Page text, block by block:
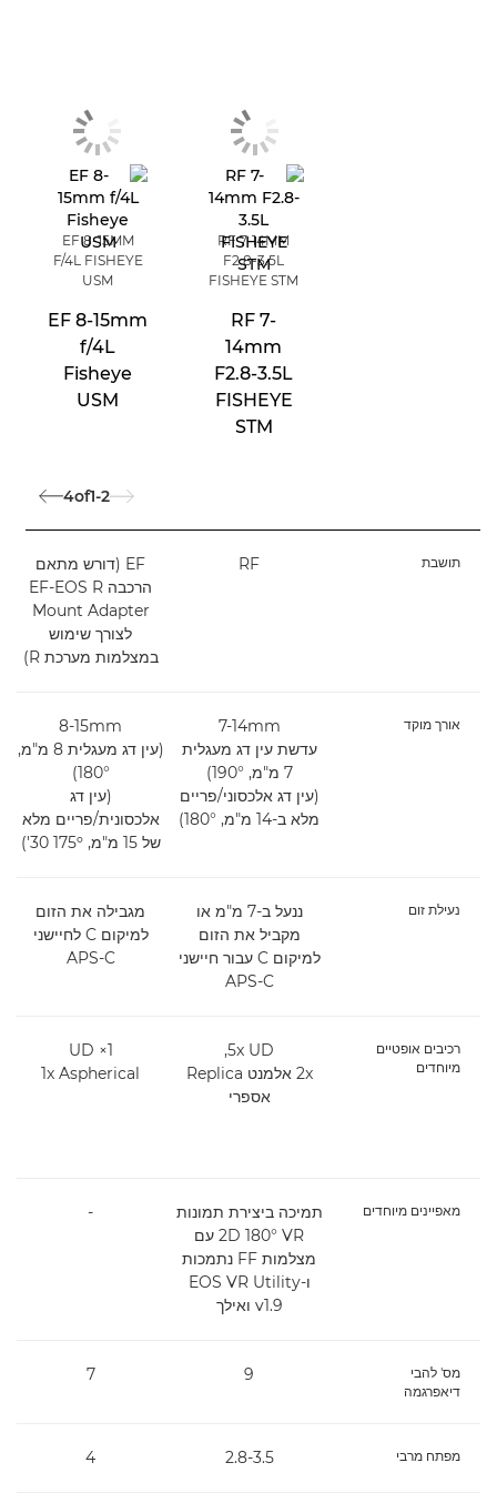
RF 7-14MM
F2.8-3.5L
FISHEYE STM
RF 7-
14mm
F2.8-3.5L
FISHEYE
STM
EF 8-15MM
F/4L FISHEYE
USM
EF 8-15mm
f/4L
Fisheye
USM
1-2
of
4
תושבת RF
EF (דורש מתאם
הרכבה EF-EOS R
Mount Adapter
לצורך שימוש
במצלמות מערכת R)
אורך מוקד
7-14mm
עדשת עין דג מעגלית
7 מ"מ, 190°)
(עין דג אלכסוני/פריים
מלא ב-14 מ"מ, 180°)
8-15mm
(עין דג מעגלית 8 מ"מ,
180°)
(עין דג
אלכסונית/פריים מלא
של 15 מ"מ, 175º‏ 30')
נעילת זום
ננעל ב-7 מ"מ או
מקביל את הזום
למיקום C עבור חיישני
APS-C
מגבילה את הזום
למיקום C לחיישני
APS-C
רכיבים אופטיים
מיוחדים
5x UD,
2x‏ אלמנט Replica
אספרי
‎1×‏ UD
1x Aspherical
מאפיינים מיוחדים
תמיכה ביצירת תמונות
2D 180° VR עם
מצלמות FF נתמכות
ו-EOS VR Utility
v1.9 ואילך
-
מס' להבי
דיאפרגמה
9
7
מפתח מרבי 2.8-3.5
4